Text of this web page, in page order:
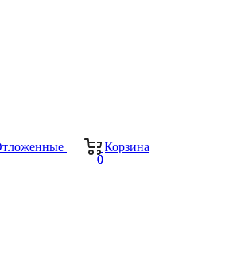
Корзина
0
0